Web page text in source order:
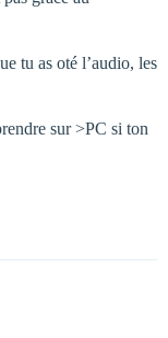
tu as oté l’audio, les
sur >PC si ton